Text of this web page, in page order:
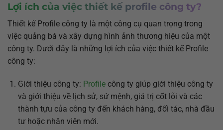
Lợi ích của việc thiết kế profile công ty?
Thiết kế Profile công ty là một công cụ quan trọng trong
việc quảng bá và xây dựng hình ảnh thương hiệu của một
công ty. Dưới đây là những lợi ích của việc thiết kế Profile
công ty:
Giới thiệu công ty: Profilecông ty giúp giới thiệu công ty
và giới thiệu về lịch sử, sứ mệnh, giá trị cốt lõi và các
thành tựu của công ty đến khách hàng, đối tác, nhà đầu
tư hoặc nhân viên mới.